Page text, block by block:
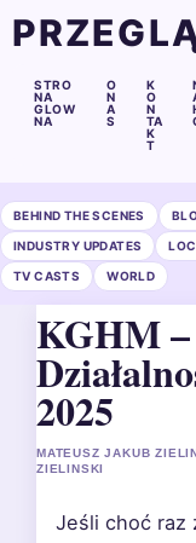
STRO
NA
GLOW
NA
O
N
A
S
K
O
N
TA
K
T
BEHIND THE SCENES
INDUSTRY UPDATES
TV CASTS WORLD
KGHM –
2025
MATEUSZ JAKUB
ZIELINSKI
Jeśli choć raz